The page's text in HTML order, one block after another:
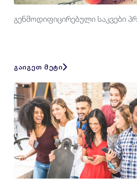
გენმოდიფიცირებული საკვები
გაიგეთ მეტი